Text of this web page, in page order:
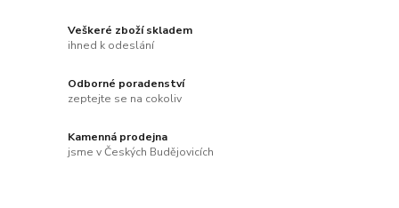
Veškeré zboží skladem
ihned k odeslání
Odborné poradenství
zeptejte se na cokoliv
Kamenná prodejna
jsme v Českých Budějovicích